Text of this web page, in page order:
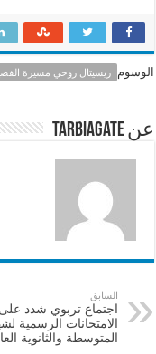
e
b
o
k
ai
l
الوسوم ريسيتال روحي مسيرة
عن tarbiagate
السابق
اجتماع تربوي شدد
الامتحانات الرسمية
المتوسطة والثانوية